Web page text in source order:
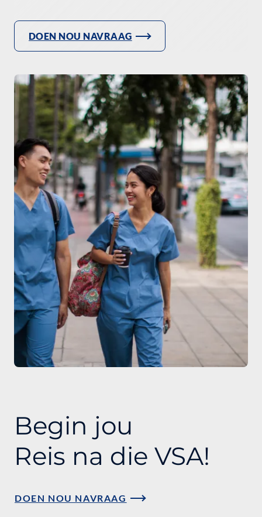
DOEN NOU NAVRAAG
Begin jou
Reis na die VSA!
DOEN NOU NAVRAAG